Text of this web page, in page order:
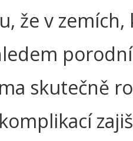
že v zemích,
skutečně